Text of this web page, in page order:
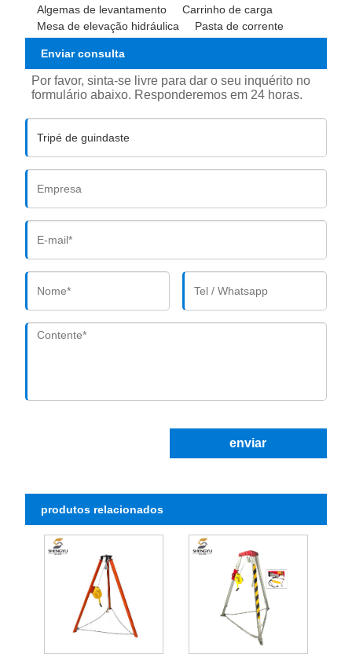
Algemas de levantamento
Carrinho de carga
Mesa de elevação hidráulica
Pasta de corrente
Enviar consulta
Por favor, sinta-se livre para dar o seu inquérito no
formulário abaixo. Responderemos em 24 horas.
enviar
produtos relacionados